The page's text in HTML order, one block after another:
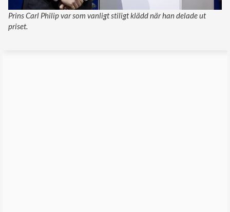
Prins Carl Philip var som vanligt stiligt klädd när han delade ut
priset.